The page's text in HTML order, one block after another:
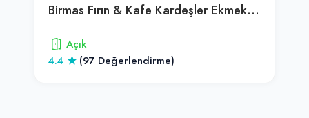
Birmas Fırın & Kafe Kardeşler Ekmekçilik Közde Döner ve Pide Salonu
Açık
4.4
(97 Değerlendirme)